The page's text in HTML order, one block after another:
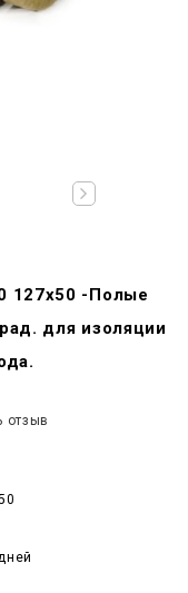
-Полые
для изоляции
отзыв